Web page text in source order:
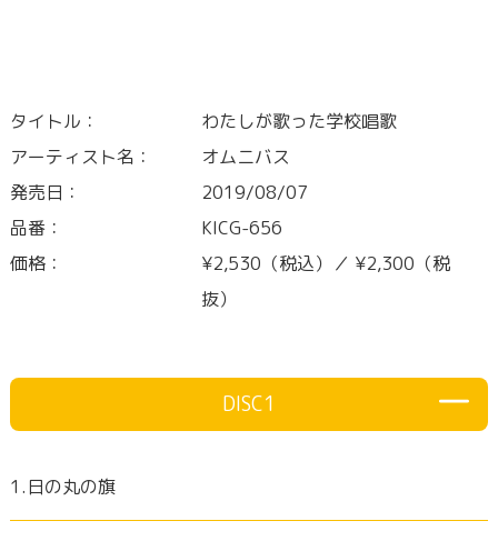
タイトル：
わたしが歌った学校唱歌
アーティスト名：
オムニバス
発売日：
2019/08/07
品番：
KICG-656
価格：
¥2,530（税込）／ ¥2,300（税
抜）
DISC1
1.日の丸の旗